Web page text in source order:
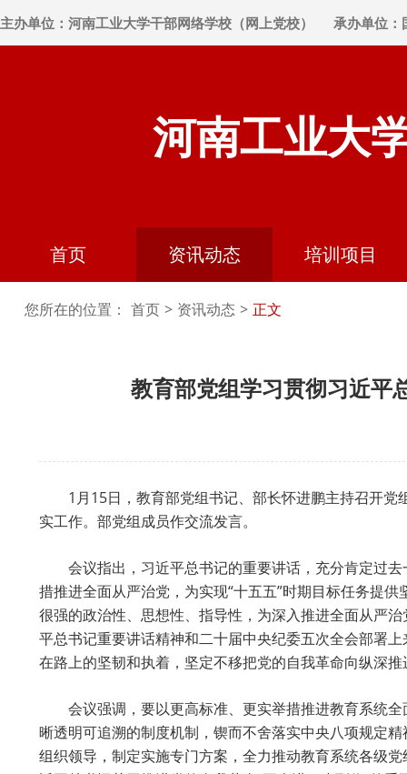
主办单位：河南工业大学干部网络学校（网上党校） 承办单位：
河南工业大
首页 资讯动态 培训项目
您所在的位置： 首页 > 资讯动态 > 正文
教育部党组学习贯彻习近平
1月15日，教育部党组书记、部长怀进鹏主持召开
实工作。部党组成员作交流发言。
会议指出，习近平总书记的重要讲话，充分肯定过
措推进全面从严治党，为实现“十五五”时期目标任务提
很强的政治性、思想性、指导性，为深入推进全面从严
平总书记重要讲话精神和二十届中央纪委五次全会部署上
在路上的坚韧和执着，坚定不移把党的自我革命向纵深推
会议强调，要以更高标准、更实举措推进教育系统
晰透明可追溯的制度机制，锲而不舍落实中央八项规定
组织领导，制定实施专门方案，全力推动教育系统各级